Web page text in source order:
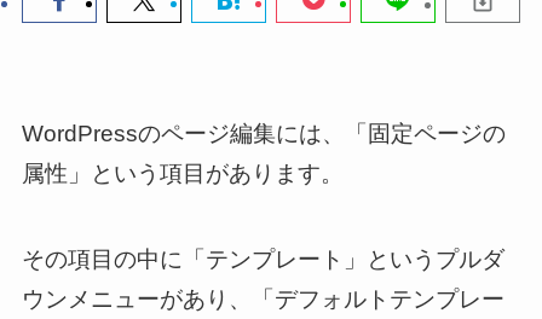
WordPressのページ編集には、「固定ページの
属性」という項目があります。
その項目の中に「テンプレート」というプルダ
ウンメニューがあり、「デフォルトテンプレー